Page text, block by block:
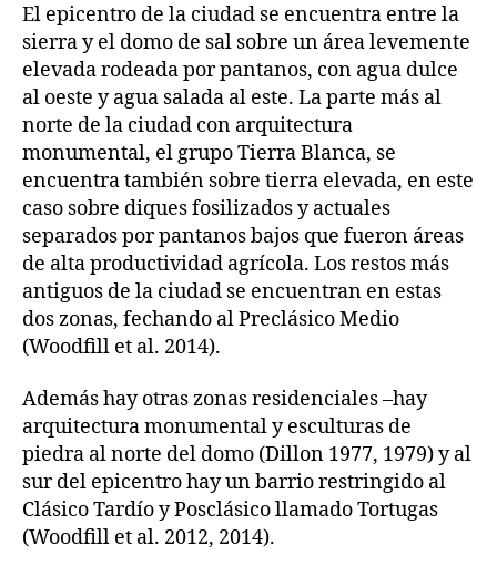
El epicentro de la ciudad se encuentra entre la
sierra y el domo de sal sobre un área levemente
elevada rodeada por pantanos, con agua dulce
al oeste y agua salada al este. La parte más al
norte de la ciudad con arquitectura
monumental, el grupo Tierra Blanca, se
encuentra también sobre tierra elevada, en este
caso sobre diques fosilizados y actuales
separados por pantanos bajos que fueron áreas
de alta productividad agrícola. Los restos más
antiguos de la ciudad se encuentran en estas
dos zonas, fechando al Preclásico Medio
(Woodfill et al. 2014).
Además hay otras zonas residenciales –hay
arquitectura monumental y esculturas de
piedra al norte del domo (Dillon 1977, 1979) y al
sur del epicentro hay un barrio restringido al
Clásico Tardío y Posclásico llamado Tortugas
(Woodfill et al. 2012, 2014).